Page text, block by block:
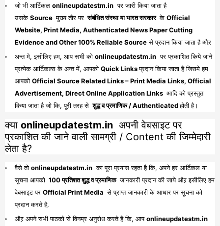
जो भी आर्टिकल onlineupdatestm.in पर जारी किया जाता है
उसके Source मुख्य तौर पर संबंधित संस्था या भारत सरकार के Official
Website, Print Media, Authenticated News Paper Cutting
Evidence and Other 100% Reliable Sourceसे प्रदान किया जाता है औऱ
अन्त मे, इसीलिए हम, आप सभी को onlineupdatestm.in पर प्रकाशित किये जाने
प्रत्येक आर्टिकल्स के अन्त में, आपको Quick Linksप्रदान किया जाता है जिसमे हम
आपको Official Source Related Links – Print Media Links, Official
Advertisement, Direct Online Application Links आदि को प्रस्तुत
किया जाता है जो कि, पूरी तरह से शुद्ध व प्रमाणिक / Authenticatedहोती है।
क्या onlineupdatestm.in अपनी वेबसाइट पर
प्रकाशित की जाने वाली सामग्री / Content की जिम्मेदारी
लेता है?
वैसे तो onlineupdatestm.in का पूरा प्रयास रहता है कि, अपने हर आर्टिकल या
सूचना आपको 100 प्रतिशत शुद्ध व प्रमाणिक जानकारी प्रदान की जाये औऱ इसीलिए हम
वेबसाइट पर Official Print Media से प्राप्त जानकारी के आधार पर सूचना को
प्रदान करते है,
औऱ अपने सभी पाठको से विनम्र अनुरोध करते है कि, आपonlineupdatestm.in